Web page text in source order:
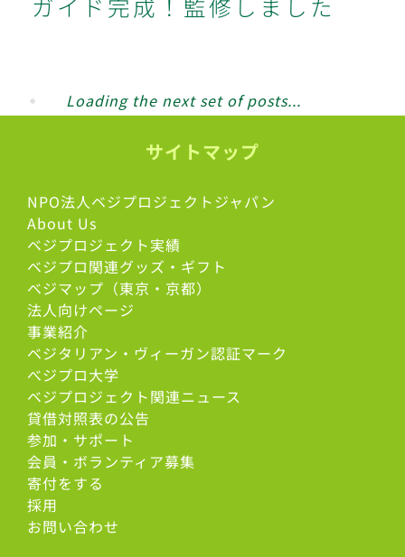
ガイド完成！監修しました
Loading the next set of posts...
サイトマップ
NPO法人ベジプロジェクトジャパン
About Us
ベジプロジェクト実績
ベジプロ関連グッズ・ギフト
ベジマップ（東京・京都）
法人向けページ
事業紹介
ベジタリアン・ヴィーガン認証マーク
べジプロ大学
ベジプロジェクト関連ニュース
貸借対照表の公告
参加・サポート
会員・ボランティア募集
寄付をする
採用
お問い合わせ